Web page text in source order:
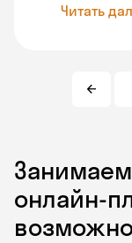
Читать
онлайн-